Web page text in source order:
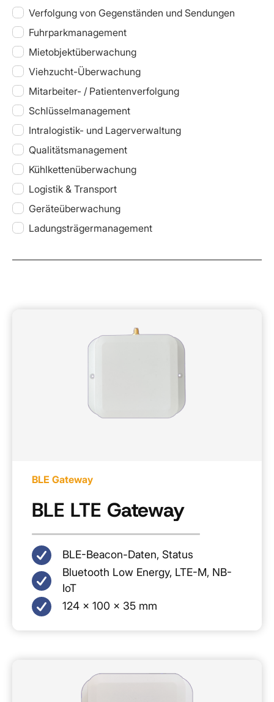
Verfolgung von Gegenständen und Sendungen
Fuhrparkmanagement
Mietobjektüberwachung
Viehzucht-Überwachung
Mitarbeiter- / Patientenverfolgung
Schlüsselmanagement
Intralogistik- und Lagerverwaltung
Qualitätsmanagement
Kühlkettenüberwachung
Logistik & Transport
Geräteüberwachung
Ladungsträgermanagement
BLE Gateway
BLE LTE Gateway
BLE-Beacon-Daten, Status
Bluetooth Low Energy, LTE-M, NB-
IoT
124 × 100 × 35 mm